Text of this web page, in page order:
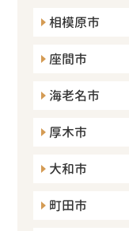
相模原市
座間市
海老名市
厚木市
大和市
町田市